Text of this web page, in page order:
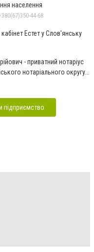
населення
44-68
Естет у Слов'янську
- приватний нотаріус
нотаріального округу
підприємство